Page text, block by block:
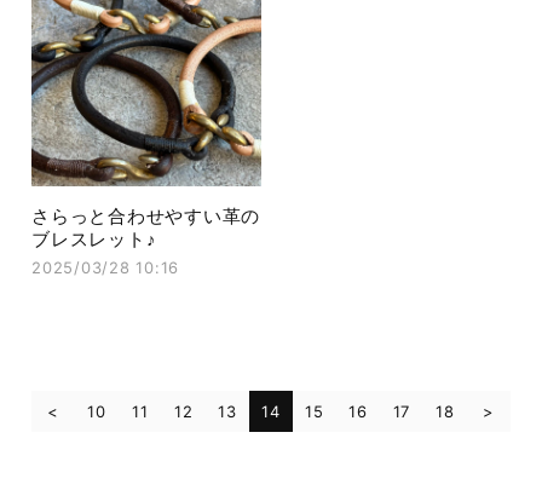
さらっと合わせやすい革の
ブレスレット♪
2025/03/28 10:16
10 11 12 13 14 15 16 17 18